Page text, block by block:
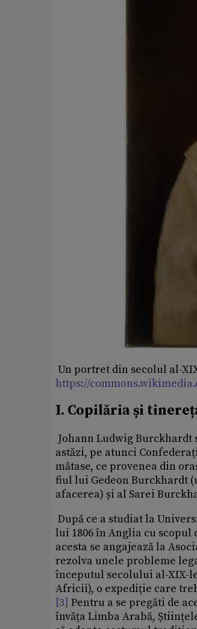
Un portret din secolul al-
https://
I. Copilăria și
Johann Ludwig Burckhardt
astăzi, pe atunci
mătase, ce provenea din
fiul lui Gedeon Burckhardt
afacerea) și al Sarei
După ce a studiat la
lui 1806 în Anglia cu
acesta se angajează la
rezolva unele probleme
începutul secolului al-XIX-
Africii), o expediție care
[3] Pentru a se pregăti de
învăța Limba Arabă,